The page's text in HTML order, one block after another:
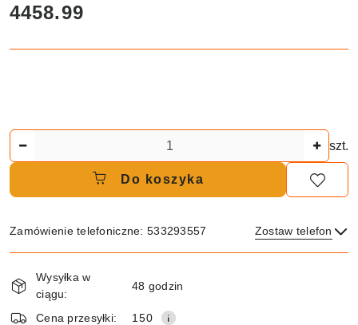
cena:
4458.99
szt.
Do koszyka
Zamówienie telefoniczne: 533293557 Zostaw telefon
i
dostawa
Wysyłka w
ciągu:
48 godzin
Cena przesyłki: 150